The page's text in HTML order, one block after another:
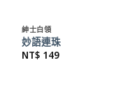
紳士白領
妙語連珠
NT$ 149